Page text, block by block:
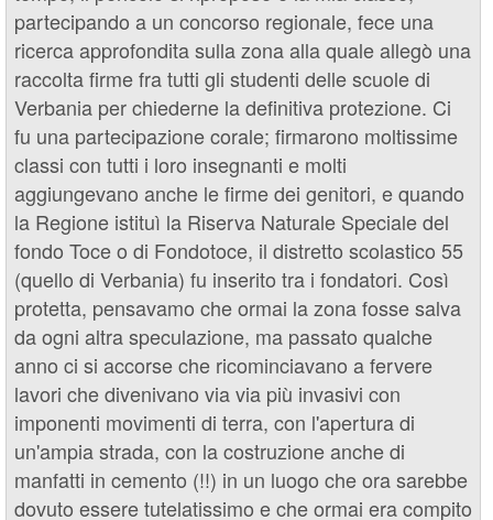
partecipando a un concorso regionale, fece una
ricerca approfondita sulla zona alla quale allegò una
raccolta firme fra tutti gli studenti delle scuole di
Verbania per chiederne la definitiva protezione. Ci
fu una partecipazione corale; firmarono moltissime
classi con tutti i loro insegnanti e molti
aggiungevano anche le firme dei genitori, e quando
la Regione istituì la Riserva Naturale Speciale del
fondo Toce o di Fondotoce, il distretto scolastico 55
(quello di Verbania) fu inserito tra i fondatori. Così
protetta, pensavamo che ormai la zona fosse salva
da ogni altra speculazione, ma passato qualche
anno ci si accorse che ricominciavano a fervere
lavori che divenivano via via più invasivi con
imponenti movimenti di terra, con l'apertura di
un'ampia strada, con la costruzione anche di
manfatti in cemento (!!) in un luogo che ora sarebbe
dovuto essere tutelatissimo e che ormai era compito